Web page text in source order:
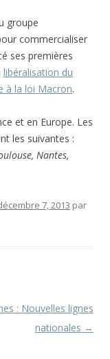
groupe
commercialiser
ses premières
libéralisation du
à la loi Macron.
et en Europe. Les
les suivantes :
Nantes,
7, 2013 par
: Nouvelles lignes
nationales →